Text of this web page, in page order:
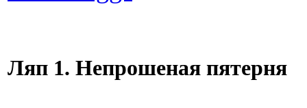
Ляп 1. Непрошеная пятерня